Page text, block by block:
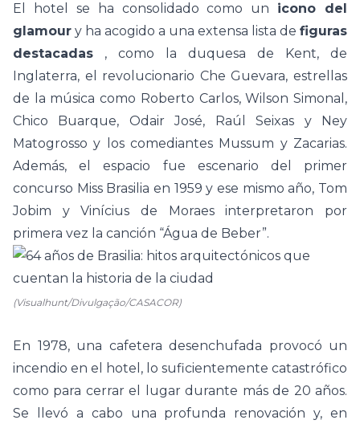
El hotel se ha consolidado como un icono del
glamour y ha acogido a una extensa lista de figuras
destacadas , como
la duquesa de Kent, de
Inglaterra, el revolucionario Che Guevara, estrellas
de la música como Roberto Carlos, Wilson Simonal,
Chico Buarque, Odair José, Raúl Seixas y Ney
Matogrosso y los comediantes Mussum y Zacarias.
Además,
el espacio fue escenario del primer
concurso Miss Brasilia en 1959 y ese mismo año, Tom
Jobim y Vinícius de Moraes interpretaron por
primera vez la canción “Água de Beber”.
(Visualhunt/Divulgação/CASACOR)
En 1978, una cafetera desenchufada provocó un
incendio en el hotel, lo suficientemente catastrófico
como para cerrar el lugar durante más de 20 años.
Se llevó a cabo una profunda renovación y, en